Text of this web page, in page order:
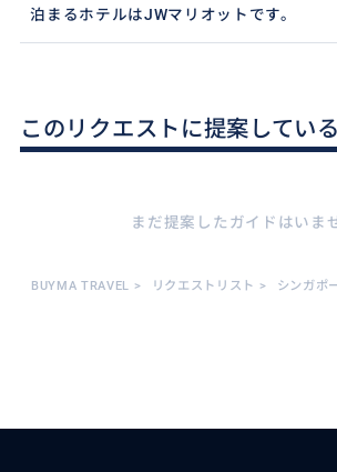
泊まるホテルはJWマリオットです。
このリクエストに提案してい
まだ提案したガイドはいま
BUYMA TRAVEL > リクエストリスト > シンガポ